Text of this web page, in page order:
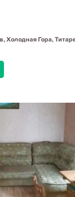
Холодная Гора,